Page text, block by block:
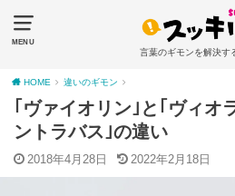
MENU
言葉のギモンを解決す
HOME 違いのギモン
｢ヴァイオリン｣と｢ヴィオ
ントラバス｣の違い
2018年4月28日 2022年2月18日